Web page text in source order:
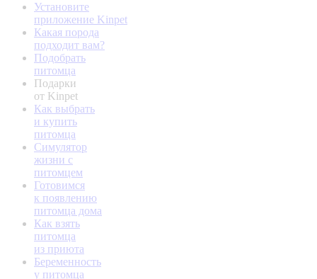
Установите
приложение Kinpet
Какая порода
подходит вам?
Подобрать
питомца
Подарки
от Kinpet
Как выбрать
и купить
питомца
Симулятор
жизни с
питомцем
Готовимся
к появлению
питомца дома
Как взять
питомца
из приюта
Беременность
у питомца